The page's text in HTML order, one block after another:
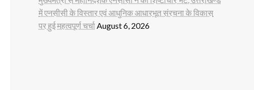
में एनसीसी के विस्तार एवं आधुनिक आधारभूत संरचना के विकास
पर हुई महत्वपूर्ण चर्चाAugust 6, 2026